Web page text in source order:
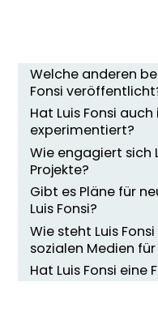
Welche anderen
Fonsi
Hat Luis Fonsi
experimentiert?
Wie engagiert sich
Projekte?
Gibt es Pläne für
Luis Fonsi?
Wie steht Luis
sozialen Medien für
Hat Luis Fonsi eine